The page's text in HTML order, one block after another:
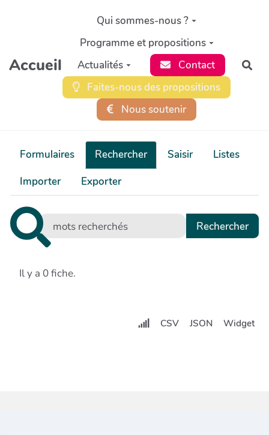
Aller au contenu principal
Accueil
Qui sommes-nous ?
Programme et propositions
Actualités
Contact
Faites-nous des propositions
Nous soutenir
Formulaires Rechercher Saisir
Listes
Importer
Exporter
Il y a 0 fiche.
CSV JSON Widget